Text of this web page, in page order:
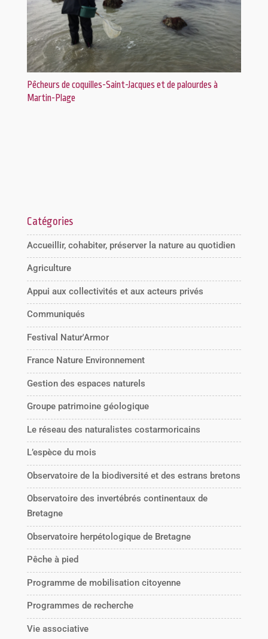
Pêcheurs de coquilles-Saint-Jacques et de palourdes à
Martin-Plage
Catégories
Accueillir, cohabiter, préserver la nature au quotidien
Agriculture
Appui aux collectivités et aux acteurs privés
Communiqués
Festival Natur'Armor
France Nature Environnement
Gestion des espaces naturels
Groupe patrimoine géologique
Le réseau des naturalistes costarmoricains
L’espèce du mois
Observatoire de la biodiversité et des estrans bretons
Observatoire des invertébrés continentaux de
Bretagne
Observatoire herpétologique de Bretagne
Pêche à pied
Programme de mobilisation citoyenne
Programmes de recherche
Vie associative